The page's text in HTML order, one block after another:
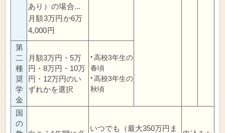
あり）の場合...
月額3万円か6万
4,000円
第
二
種
奨
学
金
月額3万円・5万
円・8万円・10万
円・12万円のい
ずれかを選択
高校3年生の
春頃
高校3年生の
秋頃
国
の
いつでも（最大350万円ま